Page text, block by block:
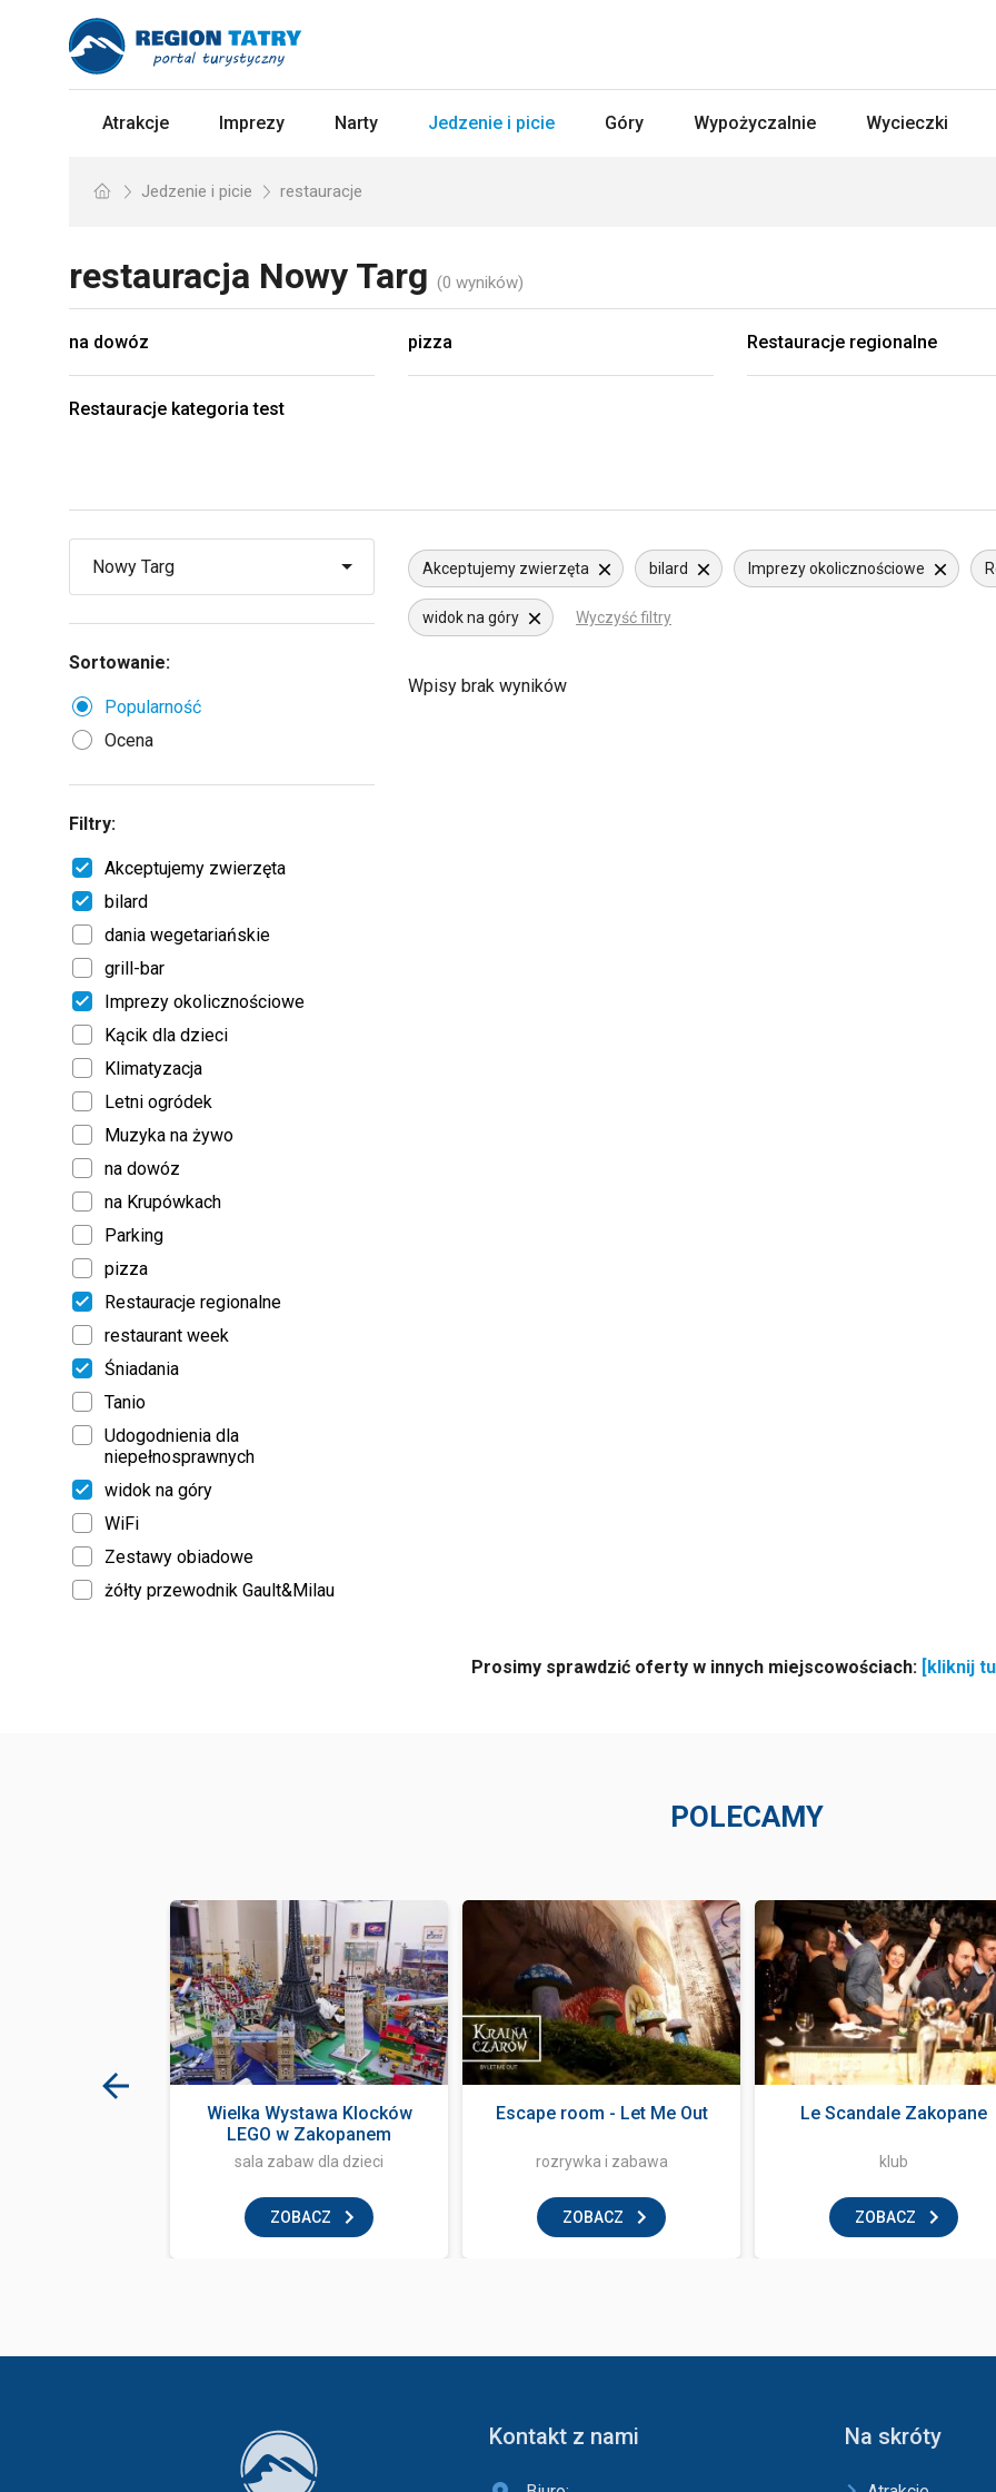
Atrakcje Imprezy Narty Jedzenie i picie Góry Wypożyczalnie Wycieczki
Jedzenie i picie restauracje
restauracja Nowy Targ (0 wyników)
na dowóz pizza Restauracje regionalne
Restauracje kategoria test
Akceptujemy zwierzęta bilard Imprezy okolicznościowe
widok na góry Wyczyść filtry
Wpisy brak wyników
Sortowanie:
Popularność
Ocena
Filtry:
Akceptujemy zwierzęta
bilard
dania wegetariańskie
grill-bar
Imprezy okolicznościowe
Kącik dla dzieci
Klimatyzacja
Letni ogródek
Muzyka na żywo
na dowóz
na Krupówkach
Parking
pizza
Restauracje regionalne
restaurant week
Śniadania
Tanio
Udogodnienia dla
niepełnosprawnych
widok na góry
WiFi
Zestawy obiadowe
żółty przewodnik Gault&Milau
Prosimy sprawdzić oferty w innych miejscowościach: [kliknij
POLECAMY
Wielka Wystawa Klocków
LEGO w Zakopanem
sala zabaw dla dzieci
ZOBACZ
Escape room - Let Me Out
rozrywka i zabawa
ZOBACZ
Le Scandale Zakopane
klub
ZOBACZ
Kontakt z nami Na skróty